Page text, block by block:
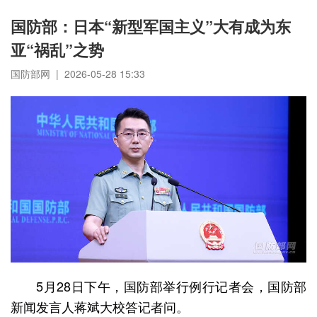
国防部：日本“新型军国主义”大有成为东
亚“祸乱”之势
国防部网 | 2026-05-28 15:33
5月28日下午，国防部举行例行记者会，国防部
新闻发言人蒋斌大校答记者问。